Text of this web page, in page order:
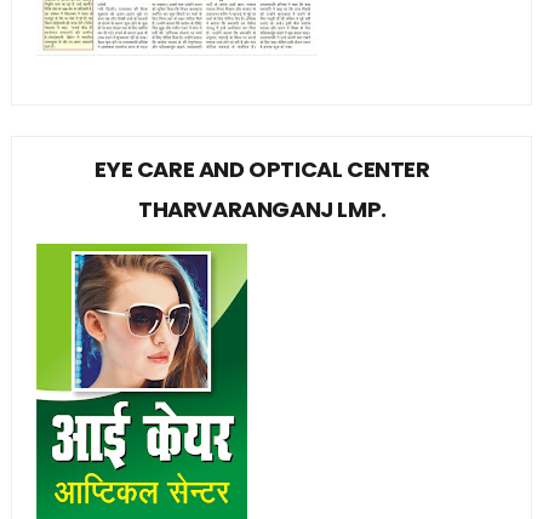
EYE CARE AND OPTICAL CENTER
THARVARANGANJ LMP.